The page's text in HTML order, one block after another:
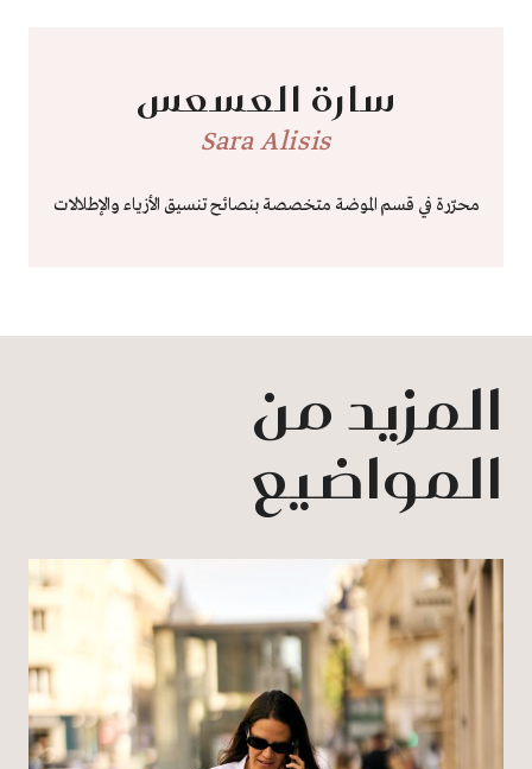
سارة العسعس
Sara Alisis
محرّرة في قسم الموضة متخصصة بنصائح تنسيق الأزياء والإطلالات
المزيد من
المواضيع